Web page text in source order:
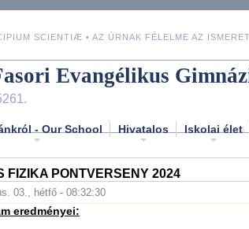
SCIENTIÆ • AZ ÚRNAK FÉLELME AZ ISMERET
Evangélikus
- Our School Hivatalos Iskolai élet
FIZIKA PONTVERSENY 2024
03., hétfő - 08:32:30
eredményei: